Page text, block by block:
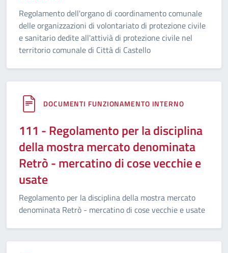
Regolamento dell'organo di coordinamento comunale
delle organizzazioni di volontariato di protezione civile
e sanitario dedite all'attivià di protezione civile nel
territorio comunale di Città di Castello
DOCUMENTI FUNZIONAMENTO INTERNO
111 - Regolamento per la disciplina
della mostra mercato denominata
Retrò - mercatino di cose vecchie e
usate
Regolamento per la disciplina della mostra mercato
denominata Retrò - mercatino di cose vecchie e usate